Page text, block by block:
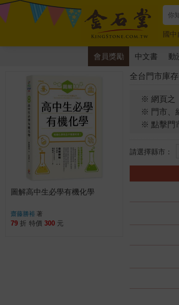
國中
唯紅
會員獎勵 中文書 動
全台門市庫
※ 網頁之
※ 門市、
※ 點擊門
請選擇縣市：
圖解高中生必學有機化學
齋藤勝裕 著
79 折 特價 300 元